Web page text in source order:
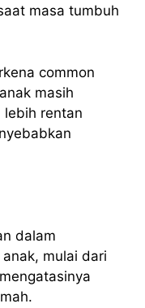
masa tumbuh
common
masih
lebih rentan
dalam
mulai dari